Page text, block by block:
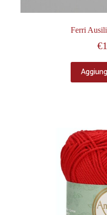
Ferri
€